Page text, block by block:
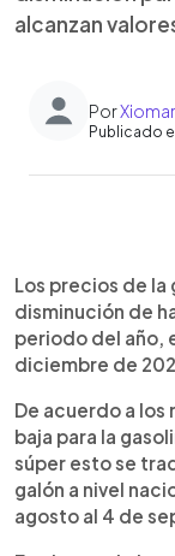
alcanzan
Por
Publicado
Los precios de la
disminución de
periodo del año,
diciembre de
De acuerdo a
baja para la
súper esto se
galón a nivel
agosto al 4 de